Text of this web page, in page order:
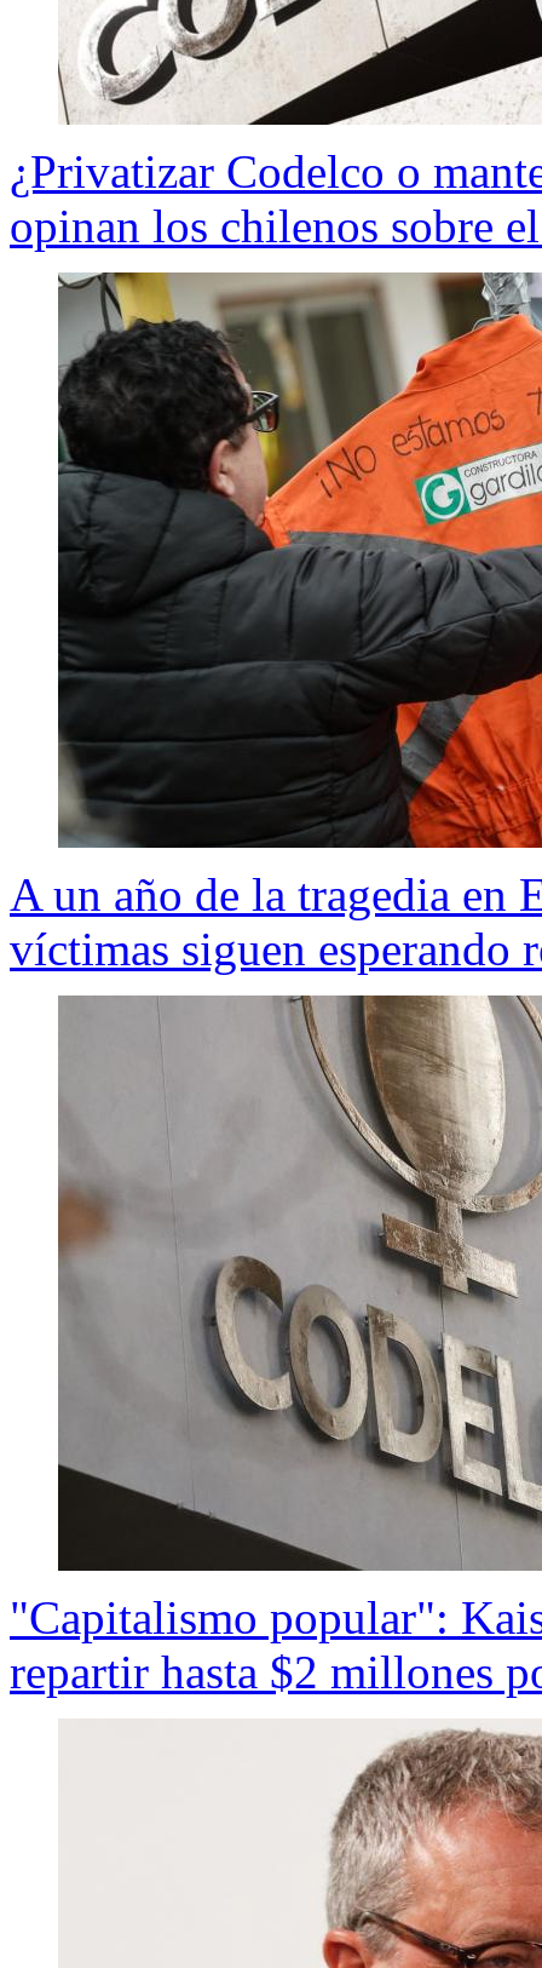
¿Privatizar Codelco o
opinan los chilenos sobre
A un año de la tragedia en
víctimas siguen esperando
"Capitalismo popular":
repartir hasta $2 millones